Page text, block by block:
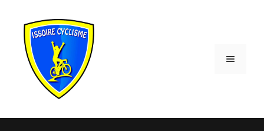
contenu
MENU